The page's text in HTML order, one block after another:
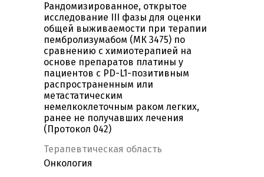
Рандомизированное, открытое
исследование III фазы для оценки
общей выживаемости при терапии
пембролизумабом (МК 3475) по
сравнению с химиотерапией на
основе препаратов платины у
пациентов с PD-L1-позитивным
распространенным или
метастатическим
немелкоклеточным раком легких,
ранее не получавших лечения
(Протокол 042)
Терапевтическая область
Онкология